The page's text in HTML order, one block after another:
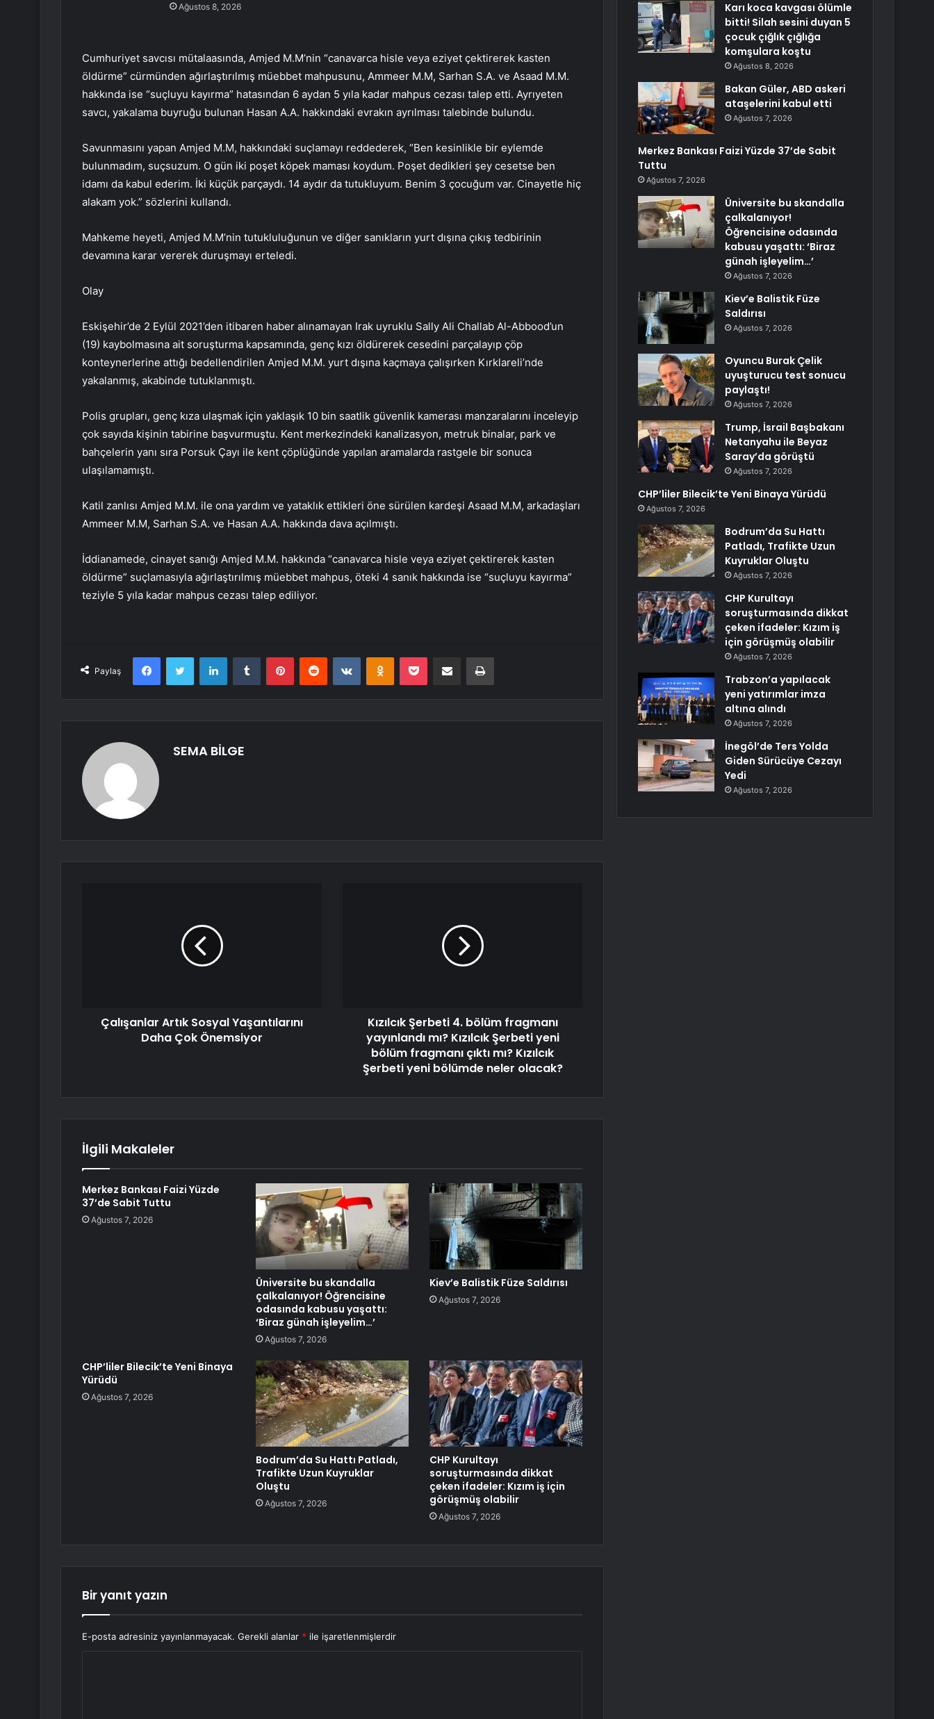
Ağustos 8, 2026
Cumhuriyet savcısı mütalaasında, Amjed M.M’nin “canavarca hisle veya eziyet çektirerek kasten
öldürme” cürmünden ağırlaştırılmış müebbet mahpusunu, Ammeer M.M, Sarhan S.A. ve Asaad M.M.
hakkında ise “suçluyu kayırma” hatasından 6 aydan 5 yıla kadar mahpus cezası talep etti. Ayrıyeten
savcı, yakalama buyruğu bulunan Hasan A.A. hakkındaki evrakın ayrılması talebinde bulundu.
Savunmasını yapan Amjed M.M, hakkındaki suçlamayı reddederek, “Ben kesinlikle bir eylemde
bulunmadım, suçsuzum. O gün iki poşet köpek maması koydum. Poşet dedikleri şey cesetse ben
idamı da kabul ederim. İki küçük parçaydı. 14 aydır da tutukluyum. Benim 3 çocuğum var. Cinayetle hiç
alakam yok.” sözlerini kullandı.
Mahkeme heyeti, Amjed M.M’nin tutukluluğunun ve diğer sanıkların yurt dışına çıkış tedbirinin
devamına karar vererek duruşmayı erteledi.
Olay
Eskişehir’de 2 Eylül 2021’den itibaren haber alınamayan Irak uyruklu Sally Ali Challab Al-Abbood’un
(19) kaybolmasına ait soruşturma kapsamında, genç kızı öldürerek cesedini parçalayıp çöp
konteynerlerine attığı bedellendirilen Amjed M.M. yurt dışına kaçmaya çalışırken Kırklareli’nde
yakalanmış, akabinde tutuklanmıştı.
Polis grupları, genç kıza ulaşmak için yaklaşık 10 bin saatlik güvenlik kamerası manzaralarını inceleyip
çok sayıda kişinin tabirine başvurmuştu. Kent merkezindeki kanalizasyon, metruk binalar, park ve
bahçelerin yanı sıra Porsuk Çayı ile kent çöplüğünde yapılan aramalarda rastgele bir sonuca
ulaşılamamıştı.
Katil zanlısı Amjed M.M. ile ona yardım ve yataklık ettikleri öne sürülen kardeşi Asaad M.M, arkadaşları
Ammeer M.M, Sarhan S.A. ve Hasan A.A. hakkında dava açılmıştı.
İddianamede, cinayet sanığı Amjed M.M. hakkında “canavarca hisle veya eziyet çektirerek kasten
öldürme” suçlamasıyla ağırlaştırılmış müebbet mahpus, öteki 4 sanık hakkında ise “suçluyu kayırma”
teziyle 5 yıla kadar mahpus cezası talep ediliyor.
Paylaş
FacebookTwitter LinkedInTumblr PinterestReddit VKontakteOdnoklassniki
Pocket E-Posta ile paylaş Yazdır
SEMA BİLGE
Çalışanlar Artık Sosyal Yaşantılarını
Daha Çok Önemsiyor
Kızılcık Şerbeti 4. bölüm fragmanı
yayınlandı mı? Kızılcık Şerbeti yeni
bölüm fragmanı çıktı mı? Kızılcık
Şerbeti yeni bölümde neler olacak?
İlgili Makaleler
Merkez Bankası Faizi Yüzde
37’de Sabit Tuttu
Ağustos 7, 2026
Üniversite bu skandalla
çalkalanıyor! Öğrencisine
odasında kabusu yaşattı:
‘Biraz günah işleyelim…’
Ağustos 7, 2026
Kiev’e Balistik Füze Saldırısı
Ağustos 7, 2026
CHP’liler Bilecik’te Yeni Binaya
Yürüdü
Ağustos 7, 2026
Bodrum’da Su Hattı Patladı,
Trafikte Uzun Kuyruklar
Oluştu
Ağustos 7, 2026
CHP Kurultayı
soruşturmasında dikkat
çeken ifadeler: Kızım iş için
görüşmüş olabilir
Ağustos 7, 2026
Bir yanıt yazın
E-posta adresiniz yayınlanmayacak. Gerekli alanlar * ile işaretlenmişlerdir
Karı koca kavgası ölümle
bitti! Silah sesini duyan 5
çocuk çığlık çığlığa
komşulara koştu
Ağustos 8, 2026
Bakan Güler, ABD askeri
ataşelerini kabul etti
Ağustos 7, 2026
Merkez Bankası Faizi Yüzde 37’de Sabit
Tuttu
Ağustos 7, 2026
Üniversite bu skandalla
çalkalanıyor!
Öğrencisine odasında
kabusu yaşattı: ‘Biraz
günah işleyelim…’
Ağustos 7, 2026
Kiev’e Balistik Füze
Saldırısı
Ağustos 7, 2026
Oyuncu Burak Çelik
uyuşturucu test sonucu
paylaştı!
Ağustos 7, 2026
Trump, İsrail Başbakanı
Netanyahu ile Beyaz
Saray’da görüştü
Ağustos 7, 2026
CHP’liler Bilecik’te Yeni Binaya Yürüdü
Ağustos 7, 2026
Bodrum’da Su Hattı
Patladı, Trafikte Uzun
Kuyruklar Oluştu
Ağustos 7, 2026
CHP Kurultayı
soruşturmasında dikkat
çeken ifadeler: Kızım iş
için görüşmüş olabilir
Ağustos 7, 2026
Trabzon’a yapılacak
yeni yatırımlar imza
altına alındı
Ağustos 7, 2026
İnegöl’de Ters Yolda
Giden Sürücüye Cezayı
Yedi
Ağustos 7, 2026